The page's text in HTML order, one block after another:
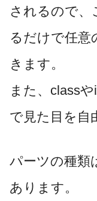
されるので、
るだけで任意
きます。
また、class
で見た目を自
パーツの種類
あります。